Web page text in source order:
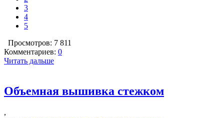
3
4
5
Просмотров: 7 811
Комментариев: 0
Читать дальше
Объемная вышивка стежком
,